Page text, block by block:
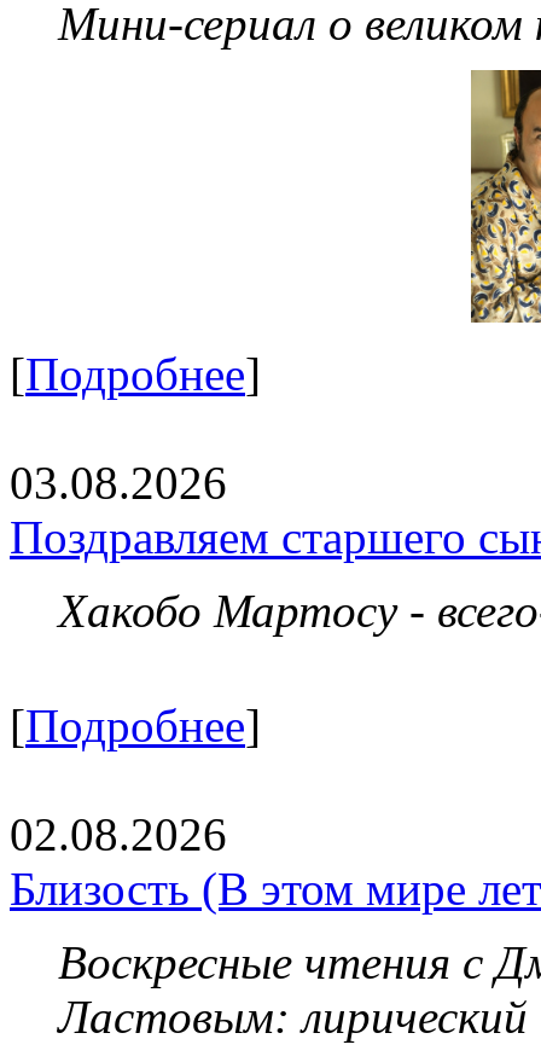
Мини-сериал о великом
[Подробнее]
03.08.2026
Поздравляем старшего
Хакобо Мартосу -
[Подробнее]
02.08.2026
Близость (В этом мире
Воскресные чтения с
Ластовым: